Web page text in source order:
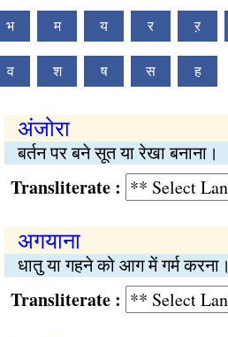
भ म य र ऱ
व श ष स ह
अंजोरा
बर्तन पर बने सूत या रेखा बनाना।
:
अगयाना
धातु या गहने को आग में गर्म करना।
: